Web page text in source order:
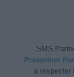
SMS
Protection
à respecter